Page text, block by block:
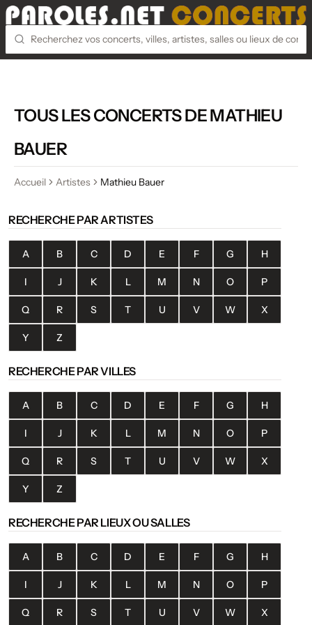
TOUS LES CONCERTS DE MATHIEU
BAUER
Accueil Artistes Mathieu Bauer
RECHERCHE PAR ARTISTES
A B C D E F G H
I J K L M N O P
Q R S T U V W X
Y Z
RECHERCHE PAR VILLES
A B C D E F G H
I J K L M N O P
Q R S T U V W X
Y Z
RECHERCHE PAR LIEUX OU SALLES
A B C D E F G H
I J K L M N O P
Q R S T U V W X